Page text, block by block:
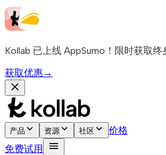
Kollab 已上线 AppSumo！限时获取终
获取优惠→
产品 资源 社区
价格
免费试用